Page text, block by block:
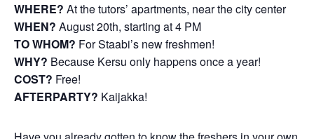
WHERE? At the tutors’ apartments, near the city center
WHEN? August 20th, starting at 4 PM
TO WHOM? For Staabi’s new freshmen!
WHY? Because Kersu only happens once a year!
COST? Free!
AFTERPARTY? Kaijakka!